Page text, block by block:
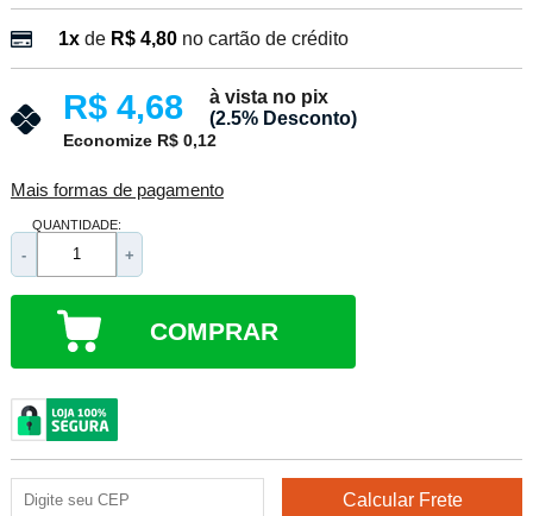
1xde R$ 4,80 no cartão de crédito
R$ 4,68
à vista no pix
(2.5% Desconto)
Economize R$ 0,12
Mais formas de pagamento
QUANTIDADE:
- +
COMPRAR